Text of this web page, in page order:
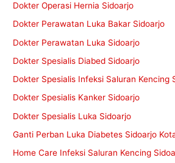
Dokter Operasi Hernia Sidoarjo
Dokter Perawatan Luka Bakar Sidoarjo
Dokter Perawatan Luka Sidoarjo
Dokter Spesialis Diabed Sidoarjo
Dokter Spesialis Infeksi Saluran Kencing
Dokter Spesialis Kanker Sidoarjo
Dokter Spesialis Luka Sidoarjo
Ganti Perban Luka Diabetes Sidoarjo
Home Care Infeksi Saluran Kencing